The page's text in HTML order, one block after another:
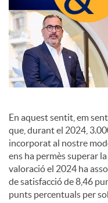
c
i
a
l
s
En aquest sentit, em
que, durant el 2024,
incorporat al nostre
ens ha permès superar
valoració el 2024 ha
de satisfacció de 8,46
punts percentuals per